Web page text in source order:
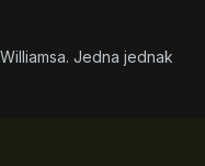
Jedna jednak